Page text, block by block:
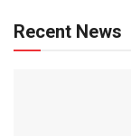
Recent News